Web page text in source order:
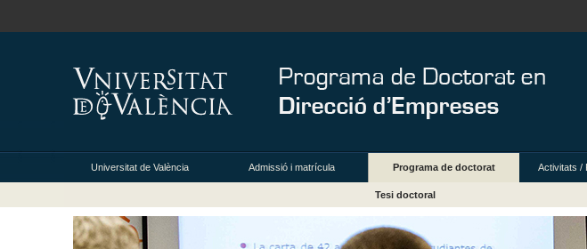
Universitat de València Admissió i matrícula Programa de doctorat Activitats /
Tesi doctoral